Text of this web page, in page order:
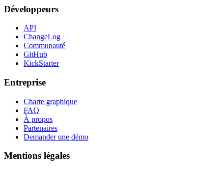
Développeurs
API
ChangeLog
Communauté
GitHub
KickStarter
Entreprise
Charte graphique
FAQ
À propos
Partenaires
Demander une démo
Mentions légales